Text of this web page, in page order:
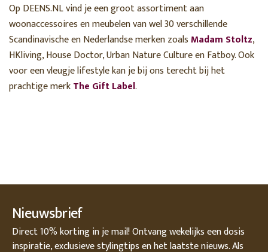
Op DEENS.NL vind je een groot assortiment aan
woonaccessoires en meubelen van wel 30 verschillende
Scandinavische en Nederlandse merken zoalsMadam Stoltz,
HKliving, House Doctor, Urban Nature Culture en Fatboy. Ook
voor een vleugje lifestyle kan je bij ons terecht bij het
prachtige merkThe Gift Label.
Nieuwsbrief
Direct 10% korting in je mail! Ontvang wekelijks een dosis
inspiratie, exclusieve stylingtips en het laatste nieuws. Als